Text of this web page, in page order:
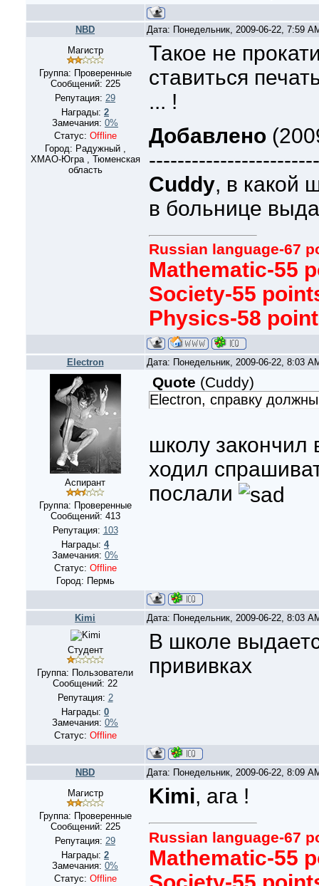
NBD
Дата: Понедельник, 2009-06-22, 7:59
Магистр
Группа: Проверенные
Сообщений: 225
Репутация: 29
Награды: 2
Замечания: 0%
Статус: Offline
Город: Радужный ,
ХМАО-Югра , Тюменская
область
Такое не
ставиться
... !
Добавлено
Cuddy, в какой
в больнице
Russian language-67
Mathematic-55
Society-55
Physics-58
Electron Дата: Понедельник, 2009-06-22, 8:03
Аспирант
Группа: Проверенные
Сообщений: 413
Репутация: 103
Награды: 4
Замечания: 0%
Статус: Offline
Город: Пермь
Quote (Cuddy)
Electron, справку
школу закончил
ходил
послали
Kimi Дата: Понедельник, 2009-06-22, 8:03
Студент
Группа: Пользователи
Сообщений: 22
Репутация: 2
Награды: 0
Замечания: 0%
Статус: Offline
В школе
прививках
NBD
Дата: Понедельник, 2009-06-22, 8:09
Магистр
Группа: Проверенные
Сообщений: 225
Репутация: 29
Награды: 2
Замечания: 0%
Статус: Offline
Kimi, ага !
Russian language-67
Mathematic-55